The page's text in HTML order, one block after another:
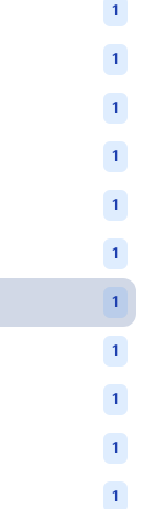
1
1
1
1
1
1
1
1
1
1
1